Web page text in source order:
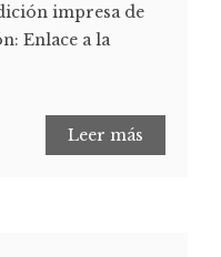
impresa de
Enlace a la
Leer más